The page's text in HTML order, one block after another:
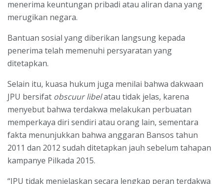
menerima keuntungan pribadi atau aliran dana yang
merugikan negara.
Bantuan sosial yang diberikan langsung kepada
penerima telah memenuhi persyaratan yang
ditetapkan.
Selain itu, kuasa hukum juga menilai bahwa dakwaan
JPU bersifat obscuur libelatau tidak jelas, karena
menyebut bahwa terdakwa melakukan perbuatan
memperkaya diri sendiri atau orang lain, sementara
fakta menunjukkan bahwa anggaran Bansos tahun
2011 dan 2012 sudah ditetapkan jauh sebelum tahapan
kampanye Pilkada 2015.
“JPU tidak menjelaskan secara lengkap peran terdakwa